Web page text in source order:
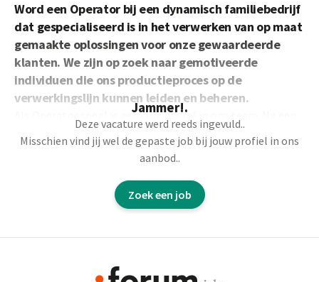
Word een Operator bij een dynamisch familiebedrijf
dat gespecialiseerd is in het verwerken van op maat
gemaakte oplossingen voor onze gewaardeerde
klanten. We zijn op zoek naar gemotiveerde
individuen die ons productieproces op de
verwerkingslijn kunnen leiden en beheren.
Als Operator speel je een cruciale rol in ons team. Na een
grondige interne opleiding ben je verantwoordelijk voor
het efficiënt bedienen van de machines, het monteren van
de stansen, het mengen van de inkt en het waarborgen
van de hoogste kwaliteit van het eindproduct. Veiligheid
staat altijd voorop tijdens dit proces.
Jammer!.
Deze vacature werd reeds ingevuld..
Misschien vind jij wel de gepaste job bij jouw profiel in ons
aanbod..
Zoek een job